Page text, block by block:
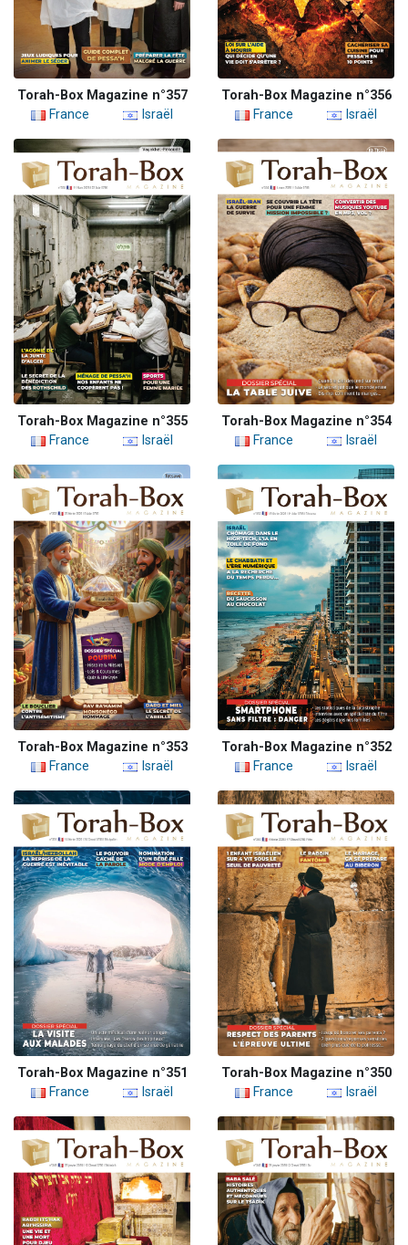
Torah-Box Magazine n°357
France
Israël
Torah-Box Magazine n°356
France
Israël
Torah-Box Magazine n°355
France
Israël
Torah-Box Magazine n°354
France
Israël
Torah-Box Magazine n°353
France
Israël
Torah-Box Magazine n°352
France
Israël
Torah-Box Magazine n°351
France
Israël
Torah-Box Magazine n°350
France
Israël